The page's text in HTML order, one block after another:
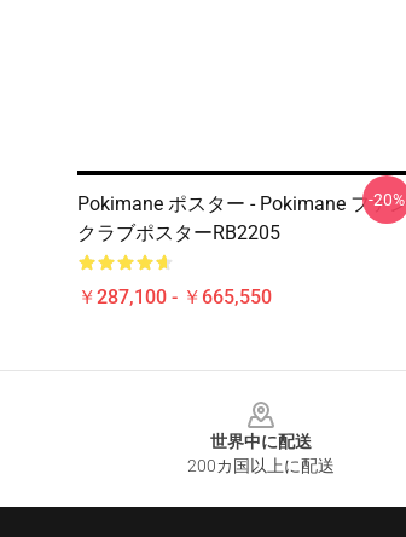
Pokimane ポスター - Pokimane ファン
クラブポスターRB2205
￥287,100 - ￥665,550
-20%
世界中に配送
200カ国以上に配送